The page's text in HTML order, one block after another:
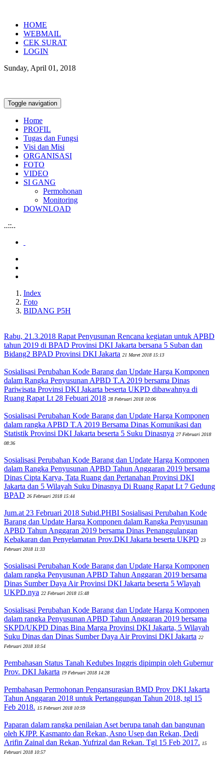
HOME
WEBMAIL
CEK SURAT
LOGIN
Sunday, April 01, 2018
Toggle navigation
Home
PROFIL
Tugas dan Fungsi
Visi dan Misi
ORGANISASI
FOTO
VIDEO
SI GANG
Permohonan
Monitoring
DOWNLOAD
..::..
Index
Foto
BIDANG P5H
Rabu, 21.3.2018 Rapat Penyusunan Rencana kegiatan untuk APBD
tahun 2019 di BPAD Provinsi DKI Jakarta bersana 5 Suban dan
Bidang2 BPAD Provinsi DKI Jakarta 21 Maret 2018 15:13
Sosialisasi Perubahan Kode Barang dan Update Harga Komponen
dalam Rangka Penyusunan APBD T.A 2019 bersama Dinas
Pariwisata Provinsi DKI Jakarta beserta UKPD dibawahnya di
Ruang Rapat Lt 28 Febuari 2018 28 Februari 2018 10:06
Sosialisasi Perubahan Kode Barang dan Update Harga Komponen
dalam rangka APBD T.A 2019 Bersama Dinas Komunikasi dan
Statistik Provinsi DKI Jakarta beserta 5 Suku Dinasnya 27 Februari 2018
08:36
Sosialisasi Perubahan Kode Barang dan Update Harga Komponen
dalam Rangka Penyusunan APBD Tahun Anggaran 2019 bersama
Dinas Cipta Karya, Tata Ruang dan Pertanahan Provinsi DKI
Jakarta dan 5 Wilayah Suku Dinasnya Di Ruang Rapat Lt 7 Gedung
BPAD 26 Februari 2018 15:44
Jum.at 23 Februari 2018 Subid.PHBI Sosialisasi Perubahan Kode
Barang dan Update Harga Komponen dalam Rangka Penyusunan
APBD Tahun Anggaran 2019 bersama Dinas Penanggulangan
Kebakaran dan Penyelamatan Prov.DKI Jakarta beserta UKPD 23
Februari 2018 11:33
Sosialisasi Perubahan Kode Barang dan Update Harga Komponen
dalam rangka Penyusunan APBD Tahun Anggaran 2019 bersama
Dinas Sumber Daya Air Provinsi DKI Jakarta beserta 5 Wlayah
UKPD.nya 22 Februari 2018 15:48
Sosialisasi Perubahan Kode Barang dan Update Harga Komponen
dalam rangka Penyusunan APBD Tahun Anggaran 2019 bersama
SKPD/UKPD Dinas Bina Marga Provinsi DKI Jakarta, 5 Wilayah
Suku Dinas dan Dinas Sumber Daya Air Provinsi DKI Jakarta 22
Februari 2018 10:54
Pembahasan Status Tanah Kedubes Inggris dipimpin oleh Gubernur
Prov. DKI Jakarta 19 Februari 2018 14:28
Pembahasan Permohonan Pengansurasian BMD Prov DKI Jakarta
Tahun Anggaran 2018 untuk Pertanggungan Tahun 2018, tgl 15
Feb 2018. 15 Februari 2018 10:59
Paparan dalam rangka penilaian Aset berupa tanah dan bangunan
oleh KJPP. Kasmanto dan Rekan, Asno Usep dan Rekan, Dedi
Arifin Zainal dan Rekan, Yufrizal dan Rekan. Tgl 15 Feb 2017. 15
Februari 2018 10:57